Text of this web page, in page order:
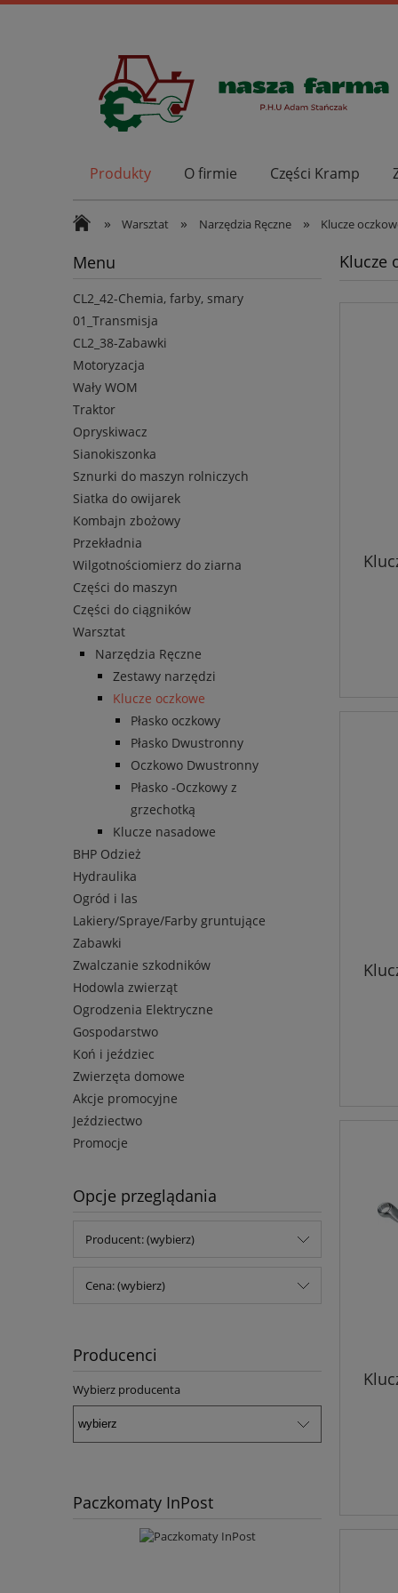
Produkty O firmie Części Kramp
» Warsztat » Narzędzia Ręczne » Klucze
Menu
CL2_42-Chemia, farby, smary
01_Transmisja
CL2_38-Zabawki
Motoryzacja
Wały WOM
Traktor
Opryskiwacz
Sianokiszonka
Sznurki do maszyn rolniczych
Siatka do owijarek
Kombajn zbożowy
Przekładnia
Wilgotnościomierz do ziarna
Części do maszyn
Części do ciągników
Warsztat
Narzędzia Ręczne
Zestawy narzędzi
Klucze oczkowe
Płasko oczkowy
Płasko Dwustronny
Oczkowo Dwustronny
Płasko -Oczkowy z
grzechotką
Klucze nasadowe
BHP Odzież
Hydraulika
Ogród i las
Lakiery/Spraye/Farby gruntujące
Zabawki
Zwalczanie szkodników
Hodowla zwierząt
Ogrodzenia Elektryczne
Gospodarstwo
Koń i jeździec
Zwierzęta domowe
Akcje promocyjne
Jeździectwo
Promocje
Opcje przeglądania
Producent: (wybierz)
Cena: (wybierz)
Producenci
Wybierz producenta
Paczkomaty InPost
Klucze